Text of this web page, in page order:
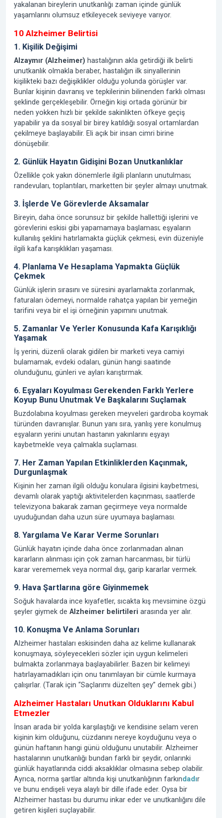
yakalanan bireylerin unutkanlığı zaman içinde günlük
yaşamlarını olumsuz etkileyecek seviyeye varıyor.
10 Alzheimer Belirtisi
1. Kişilik Değişimi
Alzaymır (Alzheimer) hastalığının akla getirdiği ilk belirti
unutkanlık olmakla beraber, hastalığın ilk sinyallerinin
kişilikteki bazı değişiklikler olduğu yolunda görüşler var.
Bunlar kişinin davranış ve tepkilerinin bilinenden farklı olması
şeklinde gerçekleşebilir. Örneğin kişi ortada görünür bir
neden yokken hızlı bir şekilde sakinlikten öfkeye geçiş
yapabilir ya da sosyal bir birey katıldığı sosyal ortamlardan
çekilmeye başlayabilir. Eli açık bir insan cimri birine
dönüşebilir.
2. Günlük Hayatın Gidişini Bozan Unutkanlıklar
Özellikle çok yakın dönemlerle ilgili planların unutulması;
randevuları, toplantıları, marketten bir şeyler almayı unutmak.
3. İşlerde Ve Görevlerde Aksamalar
Bireyin, daha önce sorunsuz bir şekilde hallettiği işlerini ve
görevlerini eskisi gibi yapamamaya başlaması; eşyaların
kullanılış şeklini hatırlamakta güçlük çekmesi, evin düzeniyle
ilgili kafa karışıklıkları yaşaması.
4. Planlama Ve Hesaplama Yapmakta Güçlük
Çekmek
Günlük işlerin sırasını ve süresini ayarlamakta zorlanmak,
faturaları ödemeyi, normalde rahatça yapılan bir yemeğin
tarifini veya bir el işi örneğinin yapımını unutmak.
5. Zamanlar Ve Yerler Konusunda Kafa Karışıklığı
Yaşamak
İş yerini, düzenli olarak gidilen bir marketi veya camiyi
bulamamak, evdeki odaları, günün hangi saatinde
olunduğunu, günleri ve ayları karıştırmak.
6. Eşyaları Koyulması Gerekenden Farklı Yerlere
Koyup Bunu Unutmak Ve Başkalarını Suçlamak
Buzdolabına koyulması gereken meyveleri gardıroba koymak
türünden davranışlar. Bunun yanı sıra, yanlış yere konulmuş
eşyaların yerini unutan hastanın yakınlarını eşyayı
kaybetmekle veya çalmakla suçlaması.
7. Her Zaman Yapılan Etkinliklerden Kaçınmak,
Durgunlaşmak
Kişinin her zaman ilgili olduğu konulara ilgisini kaybetmesi,
devamlı olarak yaptığı aktivitelerden kaçınması, saatlerde
televizyona bakarak zaman geçirmeye veya normalde
uyuduğundan daha uzun süre uyumaya başlaması.
8. Yargılama Ve Karar Verme Sorunları
Günlük hayatın içinde daha önce zorlanmadan alınan
kararların alınması için çok zaman harcanması, bir türlü
karar verememek veya normal dışı, garip kararlar vermek.
9. Hava Şartlarına göre Giyinmemek
Soğuk havalarda ince kıyafetler, sıcakta kış mevsimine özgü
şeyler giymek de Alzheimer belirtileri arasında yer alır.
10. Konuşma Ve Anlama Sorunları
Alzheimer hastaları eskisinden daha az kelime kullanarak
konuşmaya, söyleyecekleri sözler için uygun kelimeleri
bulmakta zorlanmaya başlayabilirler. Bazen bir kelimeyi
hatırlayamadıkları için onu tanımlayan bir cümle kurmaya
çalışırlar. (Tarak için “Saçlarımı düzelten şey” demek gibi.)
Alzheimer Hastaları Unutkan Olduklarını Kabul
Etmezler
İnsan arada bir yolda karşılaştığı ve kendisine selam veren
kişinin kim olduğunu, cüzdanını nereye koyduğunu veya o
günün haftanın hangi günü olduğunu unutabilir. Alzheimer
hastalarının unutkanlığı bundan farklı bir şeydir, onlarınki
günlük hayatlarında ciddi aksaklıklar olmasına sebep olabilir.
Ayrıca, norma şartlar altında kişi unutkanlığının farkındadır
ve bunu endişeli veya alaylı bir dille ifade eder. Oysa bir
Alzheimer hastası bu durumu inkar eder ve unutkanlığını dile
getiren kişileri suçlayabilir.